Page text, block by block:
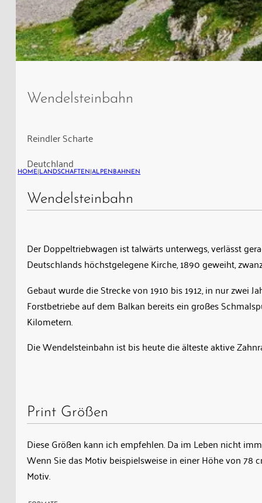
der
Wendelsteinbahn
unterwegs,
gerade
eine
hölzernen
Lawinengalerien
der
Reindler
Scharte
Wendelsteinbahn
Reindler Scharte
Deutchland
HOME LANDSCHAFTEN |ALPENBAHNEN
Wendelsteinbahn
Der Doppeltriebwagen ist talwärts unterwegs, verlässt
Deutschlands höchstgelegene Kirche, 1890 geweiht,
Gebaut wurde die Strecke von 1910 bis 1912, in nur zwei
Forstbetriebe auf dem Balkan bereits ein großes
Kilometern.
Die Wendelsteinbahn ist bis heute die älteste aktive
Print Größen
Diese Größen kann ich empfehlen. Da im Leben nicht
Wenn Sie das Motiv beispielsweise in einer Höhe von 78
Motiv.